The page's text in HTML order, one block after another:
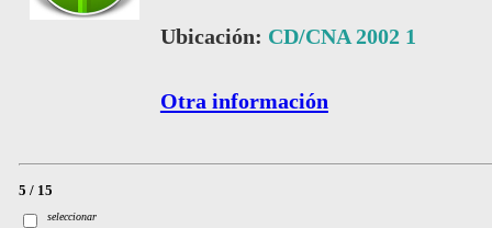
Ubicación: CD/CNA 2002 1
Otra información
5 / 15
seleccionar